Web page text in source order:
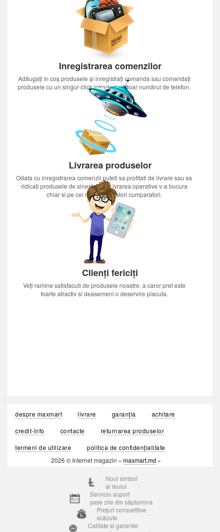
Inregistrarea comenzilor
Adăugați în coș produsele și înregistrați comanda sau comandați
produsele cu un singur click introducînd doar numărul de telefon.
Livrarea produselor
Odata cu inregistrarea comenzii puteti sa profitati de livrare sau sa
ridicati produsele de sinestatator.Livrarea operative v-a bucura
chiar si pe cei mai nerabdatori cumparatori.
Clienți fericiți
Veți ramine satisfacuti de produsele noastre, a caror pret este
foarte atractiv si deasemeni o deservire placuta.
despre maxmart livrare garanția
achitare
credit-info
contacte
returnarea produselor
termeni de utilizare
politica de confidențialitate
2026 © Internet magazin « maxmart.md »
Noul simbol
al leului
Serviciu suport
șase zile din săptamina
Prețuri competitive
scăzute
Calitate si garantie